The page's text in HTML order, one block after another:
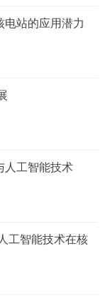
电站的应用潜力
人工智能技术
工智能技术在核